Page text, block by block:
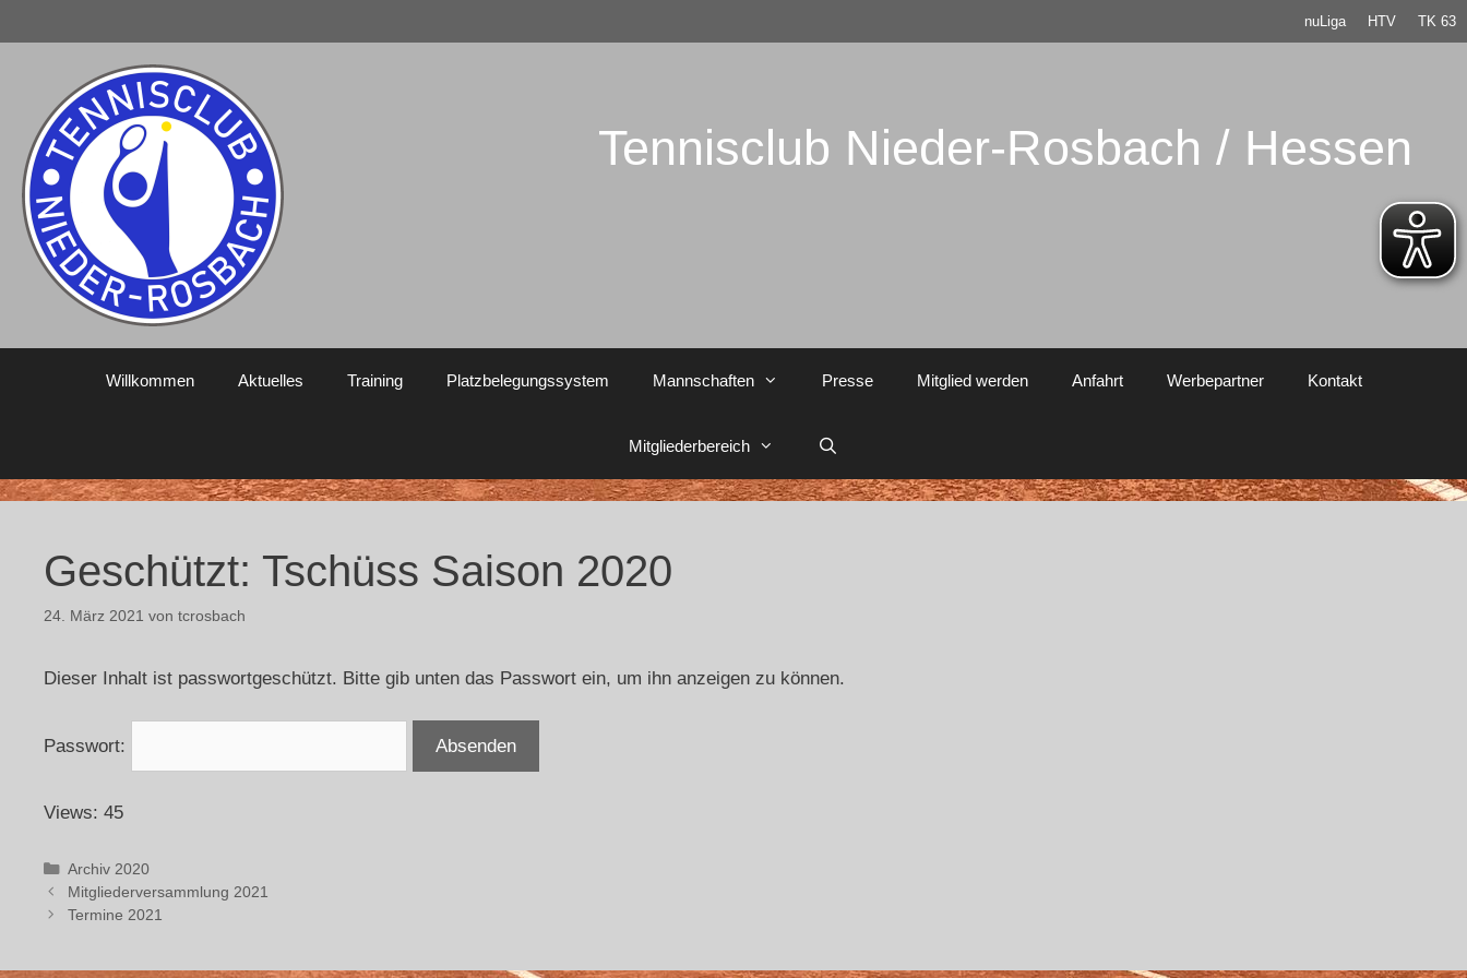
nuLiga HTV TK 63
Tennisclub Nieder-Rosbach / Hessen
Willkommen Aktuelles Training Platzbelegungssystem Mannschaften Presse Mitglied werden Anfahrt Werbepartner Kontakt
Mitgliederbereich
Geschützt: Tschüss Saison 2020
24. März 2021 von tcrosbach
Dieser Inhalt ist passwortgeschützt. Bitte gib unten das Passwort ein, um ihn anzeigen zu können.
Passwort:
Views: 45
Archiv 2020
Mitgliederversammlung 2021
Termine 2021